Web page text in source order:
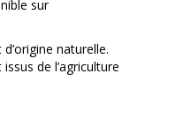
sur
naturelle.
de l’agriculture